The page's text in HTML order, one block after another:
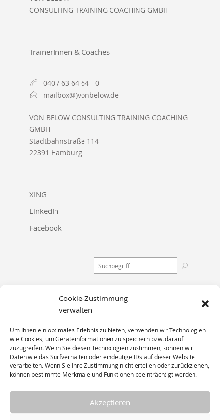
Cookie-Zustimmung
verwalten
Um Ihnen ein optimales Erlebnis zu bieten, verwenden wir Technologien
wie Cookies, um Geräteinformationen zu speichern bzw. darauf
zuzugreifen. Wenn Sie diesen Technologien zustimmen, können wir
Daten wie das Surfverhalten oder eindeutige IDs auf dieser Website
verarbeiten. Wenn Sie Ihre Zustimmung nicht erteilen oder zurückziehen,
können bestimmte Merkmale und Funktionen beeinträchtigt werden.
Akzeptieren
CONSULTING TRAINING COACHING GMBH
TrainerInnen & Coaches
040 / 63 64 64 - 0
mailbox@)vonbelow.de
VON BELOW CONSULTING TRAINING COACHING
GMBH
Stadtbahnstraße 114
22391 Hamburg
XING
LinkedIn
Facebook
Stadtbahnstraße 114
22391 Hamburg
Telefon 040 / 63 64 64 – 0
E-Mail:mailbox@)vonbelow.de